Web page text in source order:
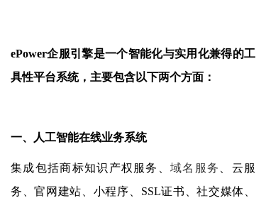
ePower企服引擎是一个智能化与实用化兼得的工
具性平台系统，主要包含以下两个方面：
一、人工智能在线业务系统
集成包括商标知识产权服务、域名服务
、云服
务、官网建站、小程序、 SSL证书、社交媒体、